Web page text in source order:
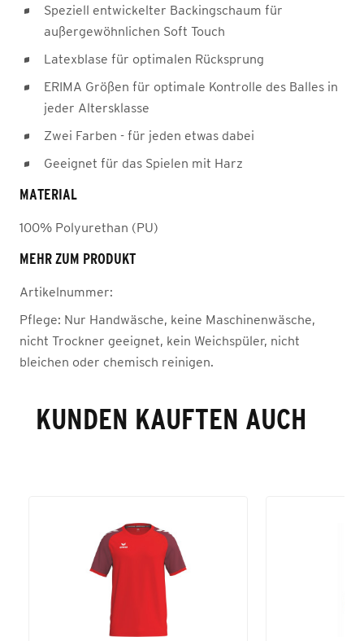
Speziell entwickelter Backingschaum für
außergewöhnlichen Soft Touch
Latexblase für optimalen Rücksprung
ERIMA Größen für optimale Kontrolle des Balles in
jeder Altersklasse
Zwei Farben - für jeden etwas dabei
Geeignet für das Spielen mit Harz
MATERIAL
100% Polyurethan (PU)
MEHR ZUM PRODUKT
Artikelnummer:
Pflege: Nur Handwäsche, keine Maschinenwäsche,
nicht Trockner geeignet, kein Weichspüler, nicht
bleichen oder chemisch reinigen.
KUNDEN KAUFTEN AUCH